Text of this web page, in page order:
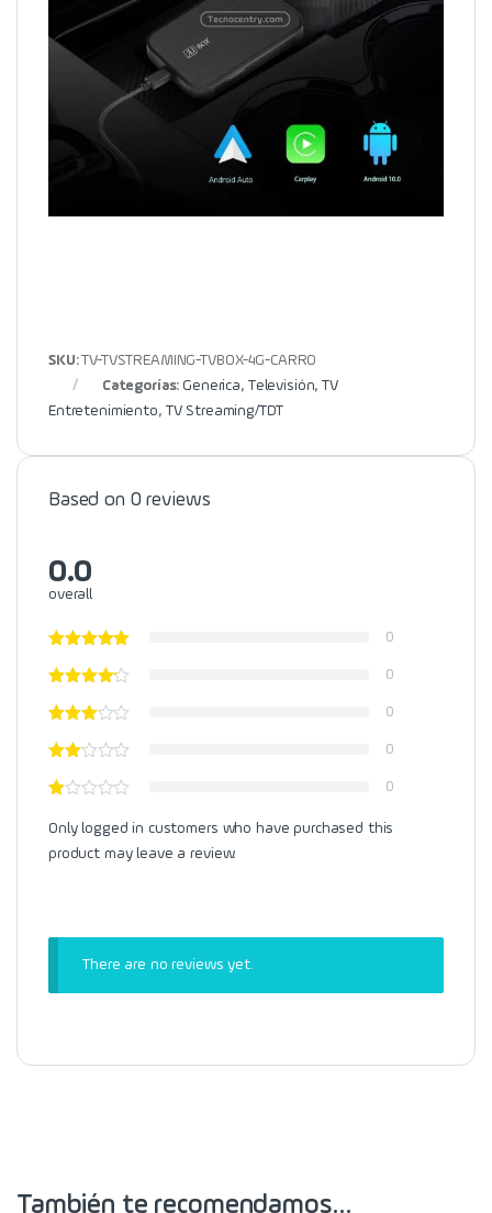
SKU:TV-TVSTREAMING-TVBOX-4G-CARRO
Categorías: Generica, Televisión,TV
Entretenimiento, TV Streaming/TDT
Based on 0 reviews
0.0
overall
0
0
0
0
0
Only logged in customers who have purchased this
product may leave a review.
There are no reviews yet.
También te recomendamos…